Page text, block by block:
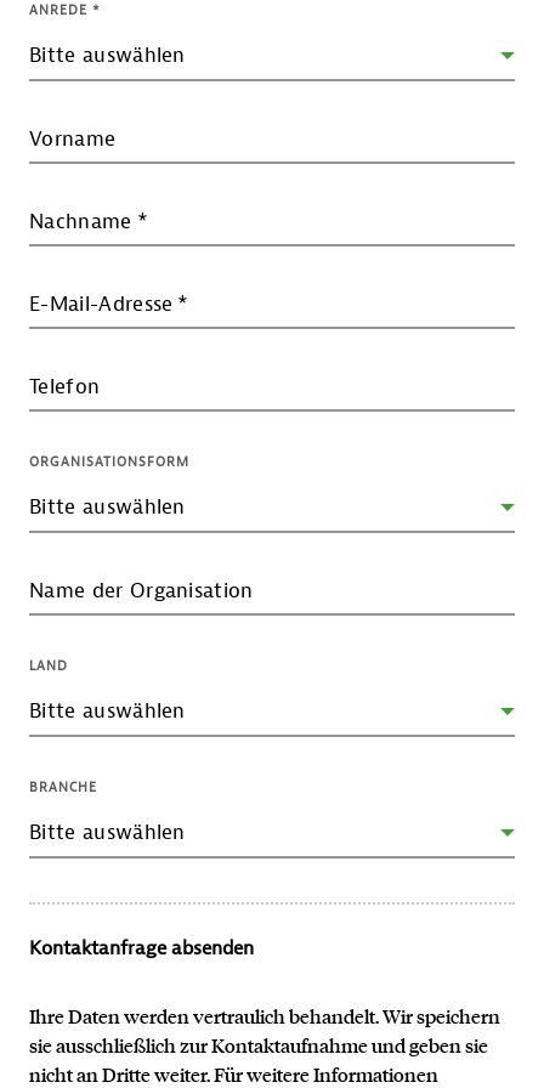
ANREDE *
Vorname
Nachname *
E-Mail-Adresse *
Telefon
ORGANISATIONSFORM
Name der Organisation
LAND
BRANCHE
Kontaktanfrage absenden
Ihre Daten werden vertraulich behandelt. Wir speichern
sie ausschließlich zur Kontaktaufnahme und geben sie
nicht an Dritte weiter. Für weitere Informationen